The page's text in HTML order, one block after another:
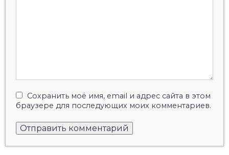
Сохранить моё имя, email и адрес сайта в этом
браузере для последующих моих комментариев.